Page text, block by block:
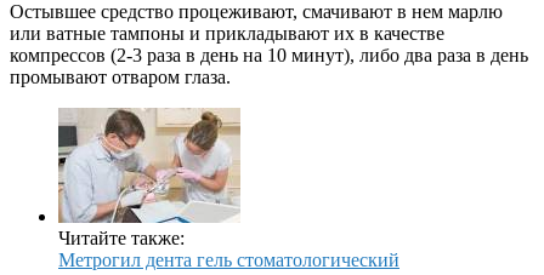
Остывшее средство процеживают, смачивают в нем марлю
или ватные тампоны и прикладывают их в качестве
компрессов (2-3 раза в день на 10 минут), либо два раза в день
промывают отваром глаза.
Читайте также:
Метрогил дента гель стоматологический